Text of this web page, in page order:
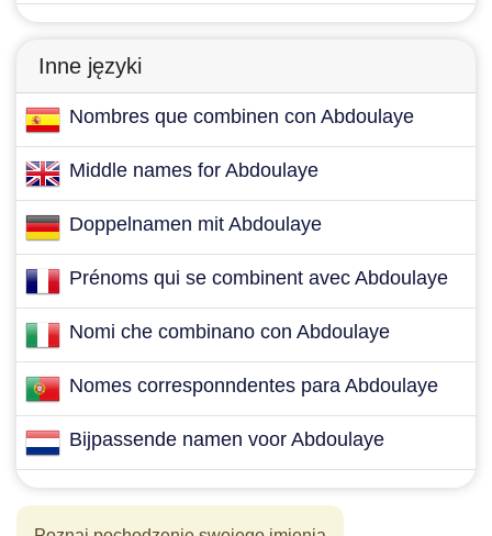
Inne języki
Nombres que combinen con Abdoulaye
Middle names for Abdoulaye
Doppelnamen mit Abdoulaye
Prénoms qui se combinent avec Abdoulaye
Nomi che combinano con Abdoulaye
Nomes corresponndentes para Abdoulaye
Bijpassende namen voor Abdoulaye